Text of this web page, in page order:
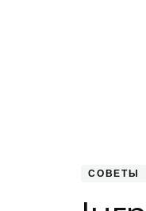
СОВЕТЫ